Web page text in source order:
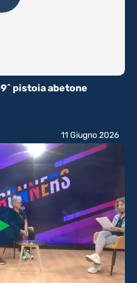
pistoia abetone
11 Giugno 2026